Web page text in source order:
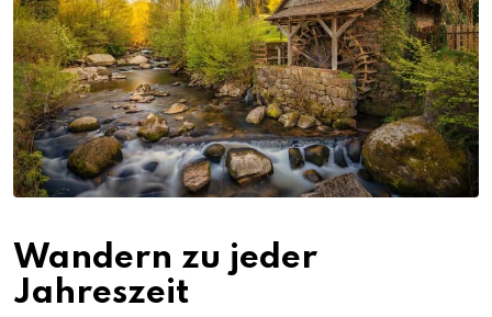
Wandern zu jeder
Jahreszeit